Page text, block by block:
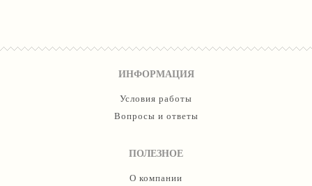
ИНФОРМАЦИЯ
Условия работы
Вопросы и ответы
ПОЛЕЗНОЕ
О компании